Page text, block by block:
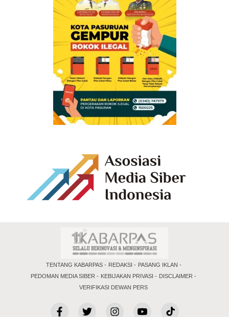
TENTANG KABARPAS REDAKSI
PASANG IKLAN
PEDOMAN MEDIA SIBER
KEBIJAKAN PRIVASI
DISCLAIMER
VERIFIKASI DEWAN PERS